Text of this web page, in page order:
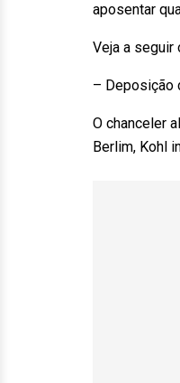
aposentar
Veja a seguir
– Deposição
O chanceler
Berlim, Kohl